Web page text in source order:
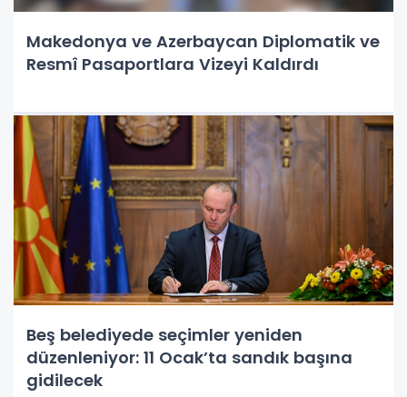
Makedonya ve Azerbaycan Diplomatik ve
Resmî Pasaportlara Vizeyi Kaldırdı
Beş belediyede seçimler yeniden
düzenleniyor: 11 Ocak’ta sandık başına
gidilecek